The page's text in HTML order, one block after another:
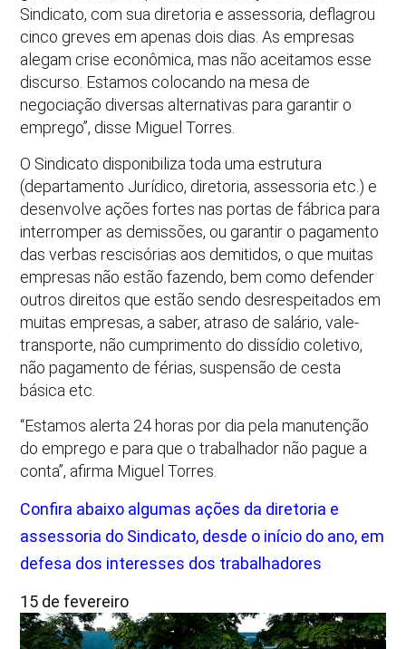
Sindicato, com sua diretoria e assessoria, deflagrou
cinco greves em apenas dois dias. As empresas
alegam crise econômica, mas não aceitamos esse
discurso. Estamos colocando na mesa de
negociação diversas alternativas para garantir o
emprego”, disse Miguel Torres.
O Sindicato disponibiliza toda uma estrutura
(departamento Jurídico, diretoria, assessoria etc.) e
desenvolve ações fortes nas portas de fábrica para
interromper as demissões, ou garantir o pagamento
das verbas rescisórias aos demitidos, o que muitas
empresas não estão fazendo, bem como defender
outros direitos que estão sendo desrespeitados em
muitas empresas, a saber, atraso de salário, vale-
transporte, não cumprimento do dissídio coletivo,
não pagamento de férias, suspensão de cesta
básica etc.
“Estamos alerta 24 horas por dia pela manutenção
do emprego e para que o trabalhador não pague a
conta”, afirma Miguel Torres.
Confira abaixo algumas ações da diretoria e
assessoria do Sindicato, desde o início do ano, em
defesa dos interesses dos trabalhadores
15 de fevereiro